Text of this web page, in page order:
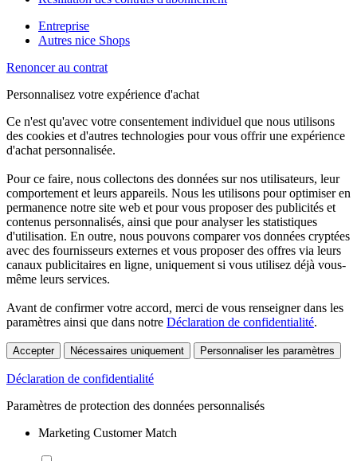
Entreprise
Autres nice Shops
Renoncer au contrat
Personnalisez votre expérience d'achat
Ce n'est qu'avec votre consentement individuel que nous utilisons
des cookies et d'autres technologies pour vous offrir une expérience
d'achat personnalisée.
Pour ce faire, nous collectons des données sur nos utilisateurs, leur
comportement et leurs appareils. Nous les utilisons pour optimiser en
permanence notre site web et pour vous proposer des publicités et
contenus personnalisés, ainsi que pour analyser les statistiques
d'utilisation. En outre, nous pouvons comparer vos données cryptées
avec des fournisseurs externes et vous proposer des offres via leurs
canaux publicitaires en ligne, uniquement si vous utilisez déjà vous-
même leurs services.
Avant de confirmer votre accord, merci de vous renseigner dans les
paramètres ainsi que dans notre Déclaration de confidentialité.
Accepter Nécessaires uniquement Personnaliser les paramètres
Déclaration de confidentialité
Paramètres de protection des données personnalisés
Marketing Customer Match